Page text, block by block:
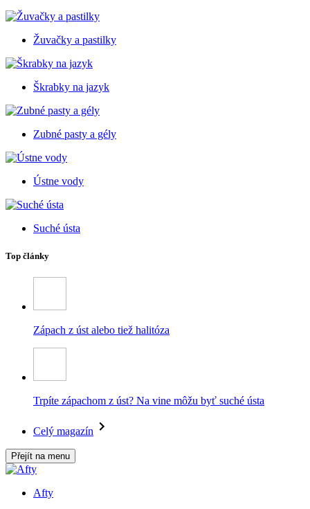
Žuvačky a pastilky
Škrabky na jazyk
Zubné pasty a gély
Ústne vody
Suché ústa
Top články
Zápach z úst alebo tiež halitóza
Trpíte zápachom z úst? Na vine môžu byť suché ústa
Celý magazín
Přejít na menu
Afty